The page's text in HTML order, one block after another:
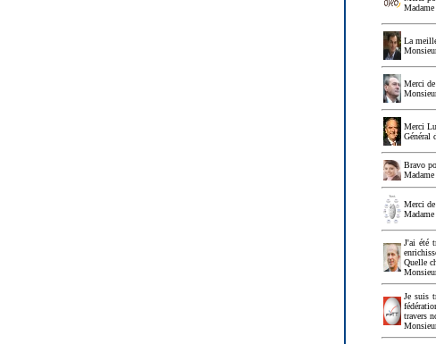
La
Merci
Merci
Général
Bravo
Merci
J'ai été
Quelle
Je suis
travers